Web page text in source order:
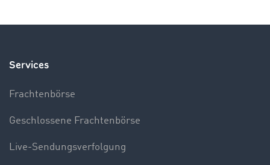
Services
Frachtenbörse
Geschlossene Frachtenbörse
Live-Sendungsverfolgung